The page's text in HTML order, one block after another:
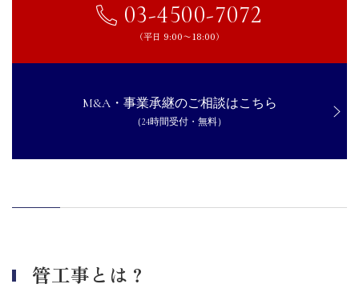
ウェーブロックHDがエイゼンコーポレーションを子会社化
管工事の事業を行う会社がM&Aを成功させるためのポイント
M&Aの目的を理解する
工事引継ぎの手順について理解する
03-4500-7072
（平日 9:00〜18:00）
M&A・事業承継のご相談はこちら
（24時間受付・無料）
管工事とは？